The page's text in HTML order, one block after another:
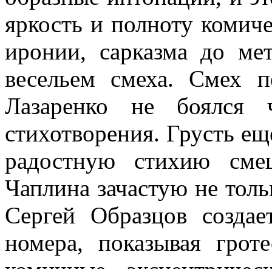
яркость и полноту
иронии, сар­казма до
весельем смеха. Смех
Лазаренко не боялся
стихотворения. Грусть
радост­ную стихию
Чаплина зачастую не
Сергей Образцов
номера, показывая